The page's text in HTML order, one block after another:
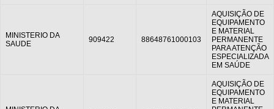
MINISTERIO DA
SAUDE
909422 88648761000103
AQUISIÇÃO DE
EQUIPAMENTO
E MATERIAL
PERMANENTE
PARA ATENÇÃO
ESPECIALIZADA
EM SAÚDE
AQUISIÇÃO DE
EQUIPAMENTO
E MATERIAL